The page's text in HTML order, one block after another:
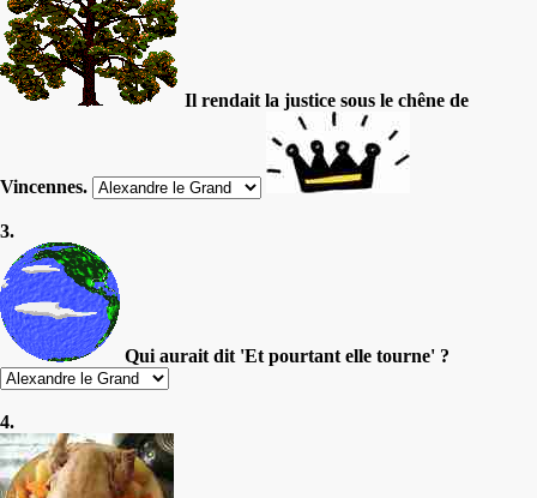
Il rendait la justice sous le chêne de
Vincennes.
3.
Qui aurait dit 'Et pourtant elle tourne' ?
4.